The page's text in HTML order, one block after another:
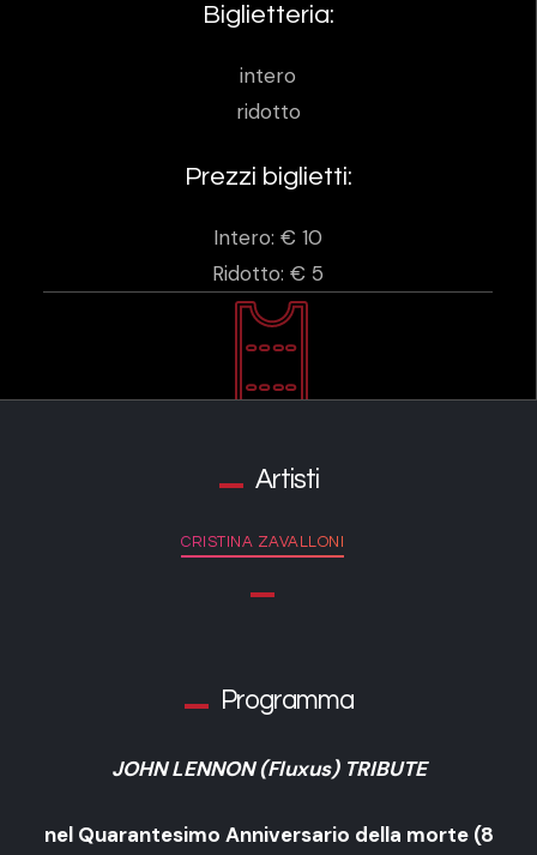
Biglietteria:
intero
ridotto
Prezzi biglietti:
Intero: € 10
Ridotto: € 5
Artisti
CRISTINA ZAVALLONI
Programma
JOHN LENNON (Fluxus) TRIBUTE
nel Quarantesimo Anniversario della morte (8